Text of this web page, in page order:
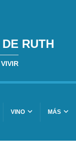
RUTH
VINO MÁS